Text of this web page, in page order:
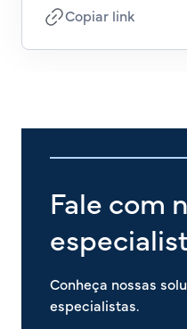
Copiar link
Fale com
Conheça nossas
especialistas.